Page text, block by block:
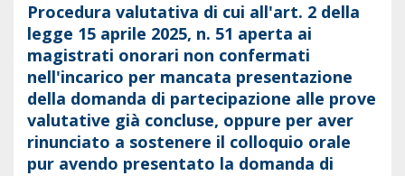
Procedura valutativa di cui all'art. 2 della
legge 15 aprile 2025, n. 51 aperta ai
magistrati onorari non confermati
nell'incarico per mancata presentazione
della domanda di partecipazione alle prove
valutative già concluse, oppure per aver
rinunciato a sostenere il colloquio orale
pur avendo presentato la domanda di